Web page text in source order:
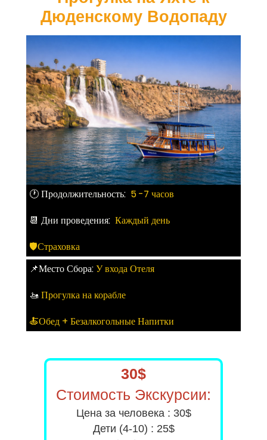
🕐 Продолжительность: 5 -7 часов
📆 Дни проведения: Каждый день
🛡Страховка
📌Место Сбора:У входа Отеля
🚤 Прогулка на корабле
🍝Обед + Безалкогольные Напитки
Дюденскому Водопаду
30$
Стоимость Экскурсии:
Цена за человека : 30$
Дети (4-10) : 25$